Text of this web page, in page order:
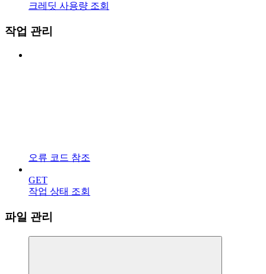
크레딧 사용량 조회
작업 관리
오류 코드 참조
GET
작업 상태 조회
파일 관리